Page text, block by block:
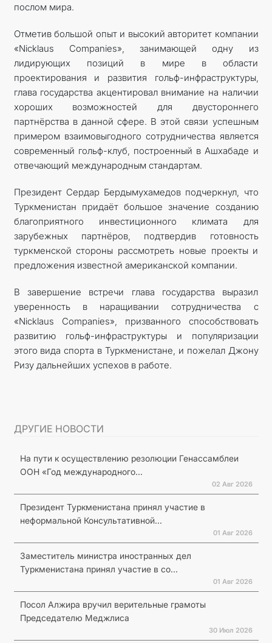
послом мира.
Отметив большой опыт и высокий авторитет компании
«Nicklaus Сompanies», занимающей одну из
лидирующих позиций в мире в области
проектирования и развития гольф-инфраструктуры,
глава государства акцентировал внимание на наличии
хороших возможностей для двустороннего
партнёрства в данной сфере. В этой связи успешным
примером взаимовыгодного сотрудничества является
современный гольф-клуб, построенный в Ашхабаде и
отвечающий международным стандартам.
Президент Сердар Бердымухамедов подчеркнул, что
Туркменистан придаёт большое значение созданию
благоприятного инвестиционного климата для
зарубежных партнёров, подтвердив готовность
туркменской стороны рассмотреть новые проекты и
предложения известной американской компании.
В завершение встречи глава государства выразил
уверенность в наращивании сотрудничества с
«Nicklaus Companies», призванного способствовать
развитию гольф-инфраструктуры и популяризации
этого вида спорта в Туркменистане, и пожелал Джону
Ризу дальнейших успехов в работе.
ДРУГИЕ НОВОСТИ
На пути к осуществлению резолюции Генассамблеи
ООН «Год международного...
02 Авг 2026
Президент Туркменистана принял участие в
неформальной Консультативной...
01 Авг 2026
Заместитель министра иностранных дел
Туркменистана принял участие в со...
01 Авг 2026
Посол Алжира вручил верительные грамоты
Председателю Меджлиса
30 Июл 2026